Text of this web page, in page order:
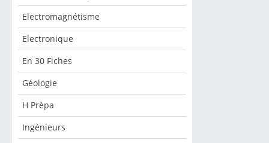
Electromagnétisme
Electronique
En 30 Fiches
Géologie
H Prèpa
Ingénieurs